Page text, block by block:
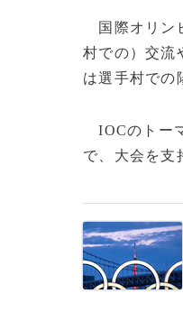
国際オリン
村での）交流
は選手村での
IOCのトー
で、大会を支